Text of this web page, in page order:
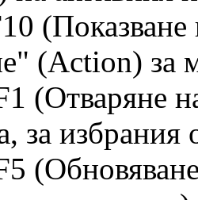
(Action) за
(Отваряне
за избрания